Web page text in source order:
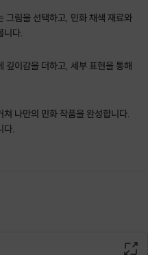
그림을 선택하고, 민화 채색 재료와
니다.
깊이감을 더하고, 세부 표현을 통해
나만의 민화 작품을 완성합니다.
다.